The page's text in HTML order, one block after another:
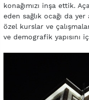
konağımızı inşa ettik.
eden sağlık ocağı da
özel kurslar ve
ve demografik yapısını